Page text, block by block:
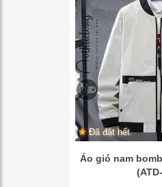
Đã đặt hết
Áo gió nam